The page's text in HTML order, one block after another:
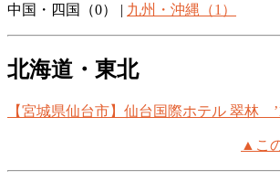
中国・四国（0） | 九州・沖縄（1）
北海道・東北
【宮城県仙台市】仙台国際ホテル 翠林
▲こ